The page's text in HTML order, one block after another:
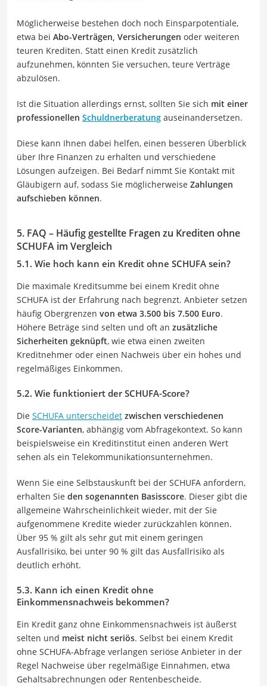
Möglicherweise bestehen doch noch Einsparpotentiale,
etwa bei Abo-Verträgen, Versicherungen oder weiteren
teuren Krediten. Statt einen Kredit zusätzlich
aufzunehmen, könnten Sie versuchen, teure Verträge
abzulösen.
Ist die Situation allerdings ernst, sollten Sie sich mit einer
professionellen Schuldnerberatung auseinandersetzen.
Diese kann Ihnen dabei helfen, einen besseren Überblick
über Ihre Finanzen zu erhalten und verschiedene
Lösungen aufzeigen. Bei Bedarf nimmt Sie Kontakt mit
Gläubigern auf, sodass Sie möglicherweise Zahlungen
aufschieben können.
5. FAQ – Häufig gestellte Fragen zu Krediten ohne
SCHUFA im Vergleich
5.1. Wie hoch kann ein Kredit ohne SCHUFA sein?
Die maximale Kreditsumme bei einem Kredit ohne
SCHUFA ist der Erfahrung nach begrenzt. Anbieter setzen
häufig Obergrenzen von etwa 3.500 bis 7.500 Euro.
Höhere Beträge sind selten und oft an zusätzliche
Sicherheiten geknüpft, wie etwa einen zweiten
Kreditnehmer oder einen Nachweis über ein hohes und
regelmäßiges Einkommen.
5.2. Wie funktioniert der SCHUFA-Score?
Die SCHUFA unterscheidet zwischen verschiedenen
Score-Varianten, abhängig vom Abfragekontext. So kann
beispielsweise ein Kreditinstitut einen anderen Wert
sehen als ein Telekommunikationsunternehmen.
Wenn Sie eine Selbstauskunft bei der SCHUFA anfordern,
erhalten Sie den sogenannten Basisscore. Dieser gibt die
allgemeine Wahrscheinlichkeit wieder, mit der Sie
aufgenommene Kredite wieder zurückzahlen können.
Über 95 % gilt als sehr gut mit einem geringen
Ausfallrisiko, bei unter 90 % gilt das Ausfallrisiko als
deutlich erhöht.
5.3. Kann ich einen Kredit ohne
Einkommensnachweis bekommen?
Ein Kredit ganz ohne Einkommensnachweis ist äußerst
selten und meist nicht seriös. Selbst bei einem Kredit
ohne SCHUFA-Abfrage verlangen seriöse Anbieter in der
Regel Nachweise über regelmäßige Einnahmen, etwa
Gehaltsabrechnungen oder Rentenbescheide.